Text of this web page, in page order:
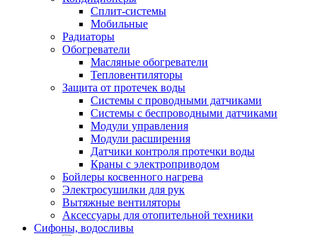
Сплит-системы
Мобильные
Радиаторы
Обогреватели
Масляные обогреватели
Тепловентиляторы
Защита от протечек воды
Системы с проводными датчиками
Системы с беспроводными датчиками
Модули управления
Модули расширения
Датчики контроля протечки воды
Краны с электроприводом
Бойлеры косвенного нагрева
Электросушилки для рук
Вытяжные вентиляторы
Аксессуары для отопительной техники
Сифоны, водосливы